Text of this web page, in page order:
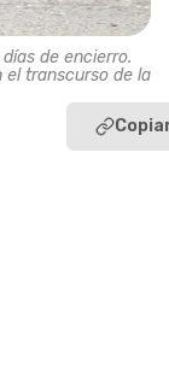
de encierro.
el transcurso de la